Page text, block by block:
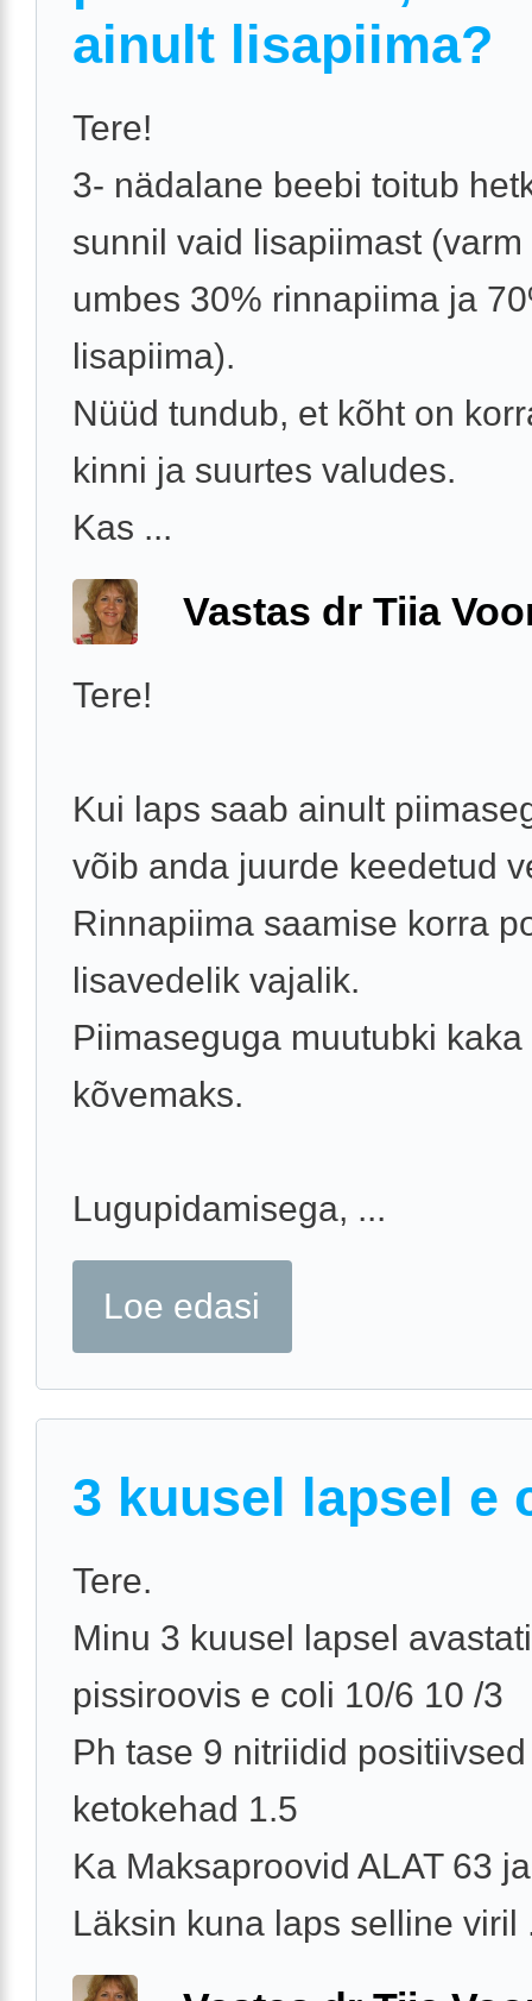
ainult lisapiima?
Tere!
3- nädalane beebi toitub
sunnil vaid lisapiimast (varm
umbes 30% rinnapiima ja
lisapiima).
Nüüd tundub, et kõht on
kinni ja suurtes valudes.
Kas ...
Vastas dr Tiia
Tere!
Kui laps saab ainult
võib anda juurde keedetud
Rinnapiima saamise korra
lisavedelik vajalik.
Piimaseguga muutubki kaka
kõvemaks.
Lugupidamisega, ...
Loe edasi
3 kuusel lapsel e
Tere.
Minu 3 kuusel lapsel avastati
pissiroovis e coli 10/6 10 /3
Ph tase 9 nitriidid positiivsed
ketokehad 1.5
Ka Maksaproovid ALAT 63
Läksin kuna laps selline viril